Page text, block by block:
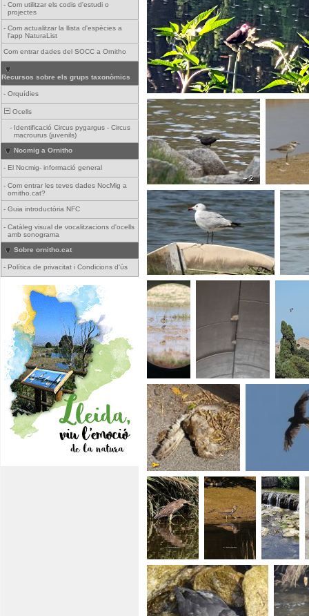
- Com utilitzar els codis d'estudi o
projectes
- Com actualitzar la llista d'espècies a
l'app NaturaList
Com entrar dades del SOCC a Ornitho
Recursos sobre els grups taxonòmics
- Orquídies
Ocells
- Identificació Circus pygargus - Circus
macrourus (juvenils)
Nocmig a Ornitho
- El Nocmig- informació general
- Com entrar les teves dades NocMig a
ornitho.cat?
- Guia introductòria NFC
- Catàleg visual de vocalitzacions d'ocells
amb sonograma
Sobre ornitho.cat
- Política de privacitat i Condicions d'ús
+ 2